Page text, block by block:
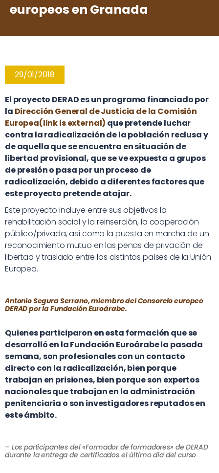
europeos en Granada
29/01/2018
El proyecto DERAD es un programa financiado por
la Dirección General de Justicia de la Comisión
Europea(link is external) que pretende luchar
contra la radicalización de la población reclusa y
de aquella que se encuentra en situación de
libertad provisional, que se ve expuesta a grupos
de presión o pasa por un proceso de
radicalización, debido a diferentes factores que
este proyecto pretende atajar.
Este proyecto incluye entre sus objetivos la
rehabilitación social y la reinserción, la cooperación
público/privada, así como la puesta en marcha de un
reconocimiento mutuo en las penas de privación de
libertad y traslado entre los distintos países de la Unión
Europea.
Antonio Segura Serrano, miembro del Consorcio europeo
DERAD por la Fundación Euroárabe.
Quienes participaron en esta formación que se
desarrolló en la Fundación Euroárabe la pasada
semana, son profesionales con un contacto
directo con la radicalización, bien porque
trabajan en prisiones, bien porque son expertos
nacionales que trabajan en la administración
penitenciaria o son investigadores reputados en
este ámbito.
– Los participantes del «Formador de formadores» de DERAD
durante la entrega de certificados el último día del curso